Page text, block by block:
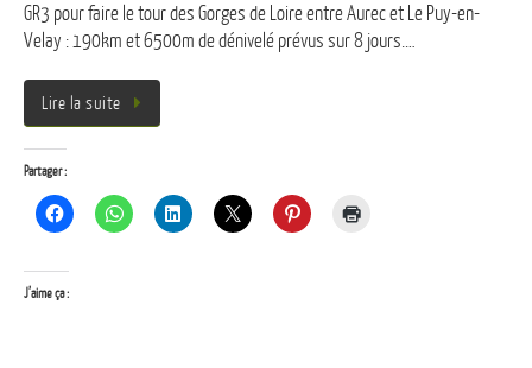
GR3 pour faire le tour des Gorges de Loire entre Aurec et Le Puy-en-
Velay : 190km et 6500m de dénivelé prévus sur 8 jours.…
Lire la suite
Partager :
J’aime ça :